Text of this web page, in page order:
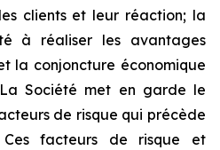
clients et leur réaction; la
à réaliser les avantages
la conjoncture économique
Société met en garde le
de risque qui précède
Ces facteurs de risque et